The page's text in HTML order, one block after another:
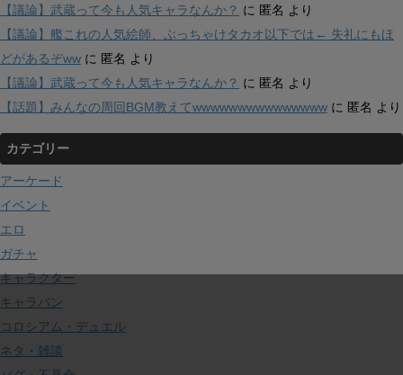
【議論】武蔵って今も人気キャラなんか？ に 匿名 より
【議論】艦これの人気絵師、ぶっちゃけタカオ以下では← 失礼にもほ
どがあるぞww に 匿名 より
【議論】武蔵って今も人気キャラなんか？ に 匿名 より
【話題】みんなの周回BGM教えてwwwwwwwwwwwwwww に 匿名 より
カテゴリー
アーケード
イベント
エロ
ガチャ
キャラクター
キャラバン
コロシアム・デュエル
ネタ・雑談